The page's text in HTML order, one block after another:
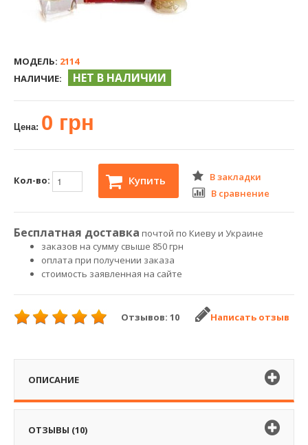
МОДЕЛЬ: 2114
НАЛИЧИЕ:
НЕТ В НАЛИЧИИ
Цена: 0 грн
Кол-во: Купить
В закладки
В сравнение
Бесплатная доставка почтой по Киеву и Украине
заказов на сумму свыше 850 грн
оплата при получении заказа
стоимость заявленная на сайте
Отзывов: 10 Написать отзыв
ОПИСАНИЕ
ОТЗЫВЫ (10)